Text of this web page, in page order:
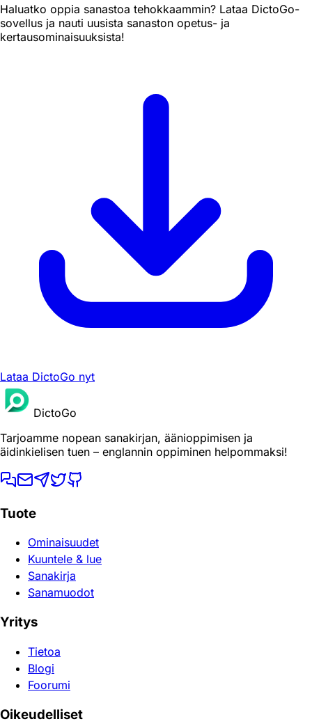
Haluatko oppia sanastoa tehokkaammin? Lataa DictoGo-
sovellus ja nauti uusista sanaston opetus- ja
kertausominaisuuksista!
Lataa DictoGo nyt
DictoGo
Tarjoamme nopean sanakirjan, äänioppimisen ja
äidinkielisen tuen – englannin oppiminen helpommaksi!
Tuote
Ominaisuudet
Kuuntele & lue
Sanakirja
Sanamuodot
Yritys
Tietoa
Blogi
Foorumi
Oikeudelliset